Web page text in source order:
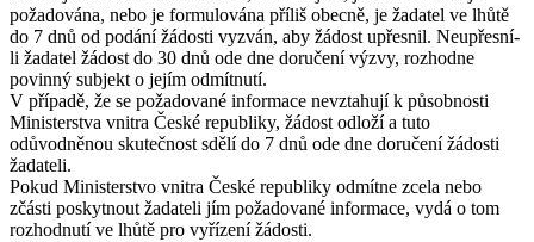
požadována, nebo je formulována příliš obecně, je žadatel ve lhůtě
do 7 dnů od podání žádosti vyzván, aby žádost upřesnil. Neupřesní-
li žadatel žádost do 30 dnů ode dne doručení výzvy, rozhodne
povinný subjekt o jejím odmítnutí.
V případě, že se požadované informace nevztahují k působnosti
Ministerstva vnitra České republiky, žádost odloží a tuto
odůvodněnou skutečnost sdělí do 7 dnů ode dne doručení žádosti
žadateli.
Pokud Ministerstvo vnitra České republiky odmítne zcela nebo
zčásti poskytnout žadateli jím požadované informace, vydá o tom
rozhodnutí ve lhůtě pro vyřízení žádosti.